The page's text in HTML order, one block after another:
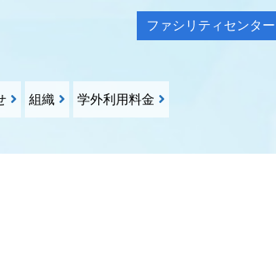
ファシリティセンター
組織 学外利用料金